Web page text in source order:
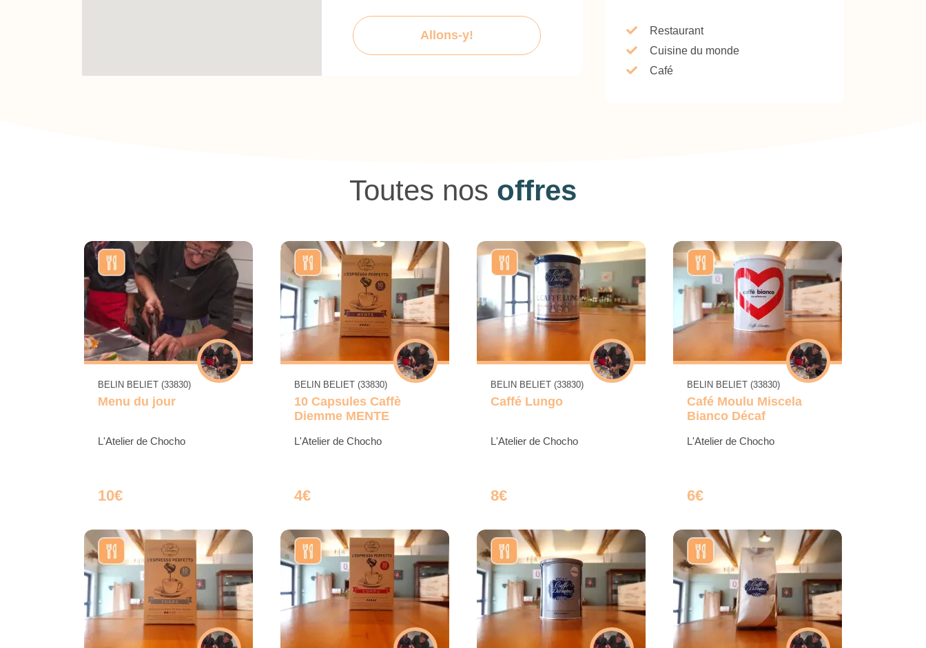
Allons-y!
Restaurant
Cuisine du monde
Café
Toutes nos offres
BELIN BELIET (33830)
Menu du jour
L'Atelier de Chocho
10€
BELIN BELIET (33830)
10 Capsules Caffè
Diemme MENTE
L'Atelier de Chocho
4€
BELIN BELIET (33830)
Caffé Lungo
L'Atelier de Chocho
8€
BELIN BELIET (33830)
Café Moulu Miscela
Bianco Décaf
L'Atelier de Chocho
6€